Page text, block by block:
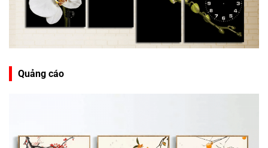
Quảng cáo